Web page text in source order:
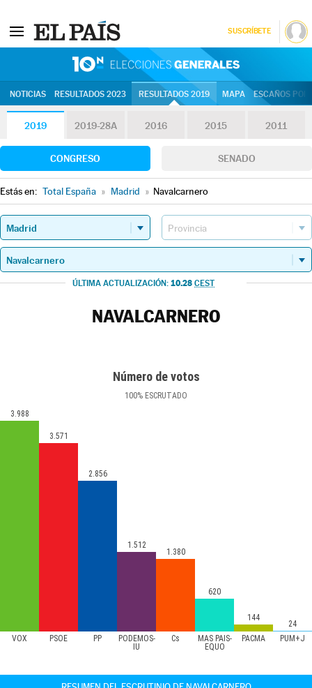
SUSCRÍBETE
NOTICIAS RESULTADOS 2023 RESULTADOS 2019 MAPA ESCAÑOS
2019 2019-28A 2016 2015 2011
CONGRESO SENADO
Estás en: Total España » Madrid » Navalcarnero
ÚLTIMA ACTUALIZACIÓN: 10.28 CEST
NAVALCARNERO
Número de votos
100% ESCRUTADO
VOX PSOE PP
PODEMOS-
IU
Cs
MÁS PAÍS-
EQUO
PACMA PUM+J
3.988
3.571
2.856
1.512
1.380
620
144
24